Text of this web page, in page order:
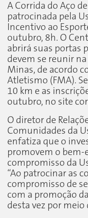
A Corrida do Aço
patrocinada pela
Incentivo ao
outubro, 8h. O
abrirá suas portas
devem se reunir
Minas, de acordo
Atletismo (FMA).
10 km e as
outubro, no site
O diretor de
Comunidades da
enfatiza que o
promovem o bem-
compromisso da
“Ao patrocinar as
compromisso de
com a promoção
desta vez por meio